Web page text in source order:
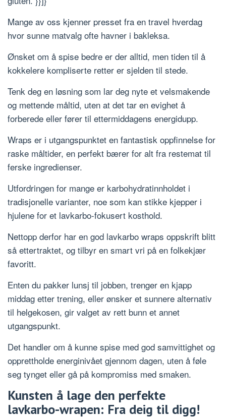
Mange av oss kjenner presset fra en travel hverdag
hvor sunne matvalg ofte havner i bakleksa.
Ønsket om å spise bedre er der alltid, men tiden til å
kokkelere kompliserte retter er sjelden til stede.
Tenk deg en løsning som lar deg nyte et velsmakende
og mettende måltid, uten at det tar en evighet å
forberede eller fører til ettermiddagens energidupp.
Wraps er i utgangspunktet en fantastisk oppfinnelse for
raske måltider, en perfekt bærer for alt fra restemat til
ferske ingredienser.
Utfordringen for mange er karbohydratinnholdet i
tradisjonelle varianter, noe som kan stikke kjepper i
hjulene for et lavkarbo-fokusert kosthold.
Nettopp derfor har en god lavkarbo wraps oppskrift blitt
så ettertraktet, og tilbyr en smart vri på en folkekjær
favoritt.
Enten du pakker lunsj til jobben, trenger en kjapp
middag etter trening, eller ønsker et sunnere alternativ
til helgekosen, gir valget av rett bunn et annet
utgangspunkt.
Det handler om å kunne spise med god samvittighet og
opprettholde energinivået gjennom dagen, uten å føle
seg tynget eller gå på kompromiss med smaken.
Kunsten å lage den perfekte
lavkarbo-wrapen: Fra deig til digg!